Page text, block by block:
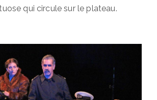
qui circule sur le plateau.